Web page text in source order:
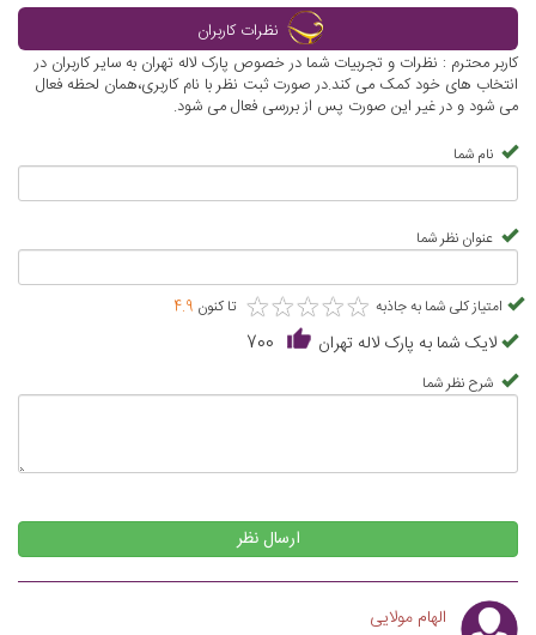
نظرات کاربران
کاربر محترم : نظرات و تجربیات شما در خصوص پارک لاله تهران به سایر کاربران در
انتخاب های خود کمک می کند.در صورت ثبت نظر با نام کاربری،همان لحظه فعال
می شود و در غیر این صورت پس از بررسی فعال می شود.
نام شما
عنوان نظر شما
امتیاز کلی شما به جاذبه ★★★★★
★★★★★ تا کنون 4.9
لایک شما به پارک لاله تهران 700
شرح نظر شما
ارسال نظر
الهام مولایی